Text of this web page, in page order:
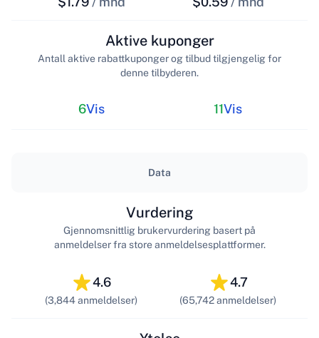
6Vis
Aktive kuponger
Antall aktive rabattkuponger og tilbud tilgjengelig for
denne tilbyderen.
11Vis
Data
4.6
(3,844 anmeldelser)
Vurdering
Gjennomsnittlig brukervurdering basert på
anmeldelser fra store anmeldelsesplattformer.
4.7
(65,742 anmeldelser)